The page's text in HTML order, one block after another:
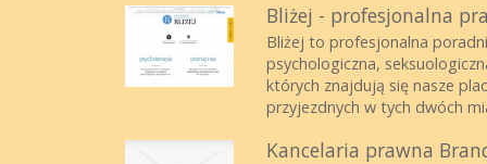
Bliżej - profesjonalna
Bliżej to profesjonalna
psychologiczna,
których znajdują się nasze
przyjezdnych w tych dwóch
Kancelaria prawna